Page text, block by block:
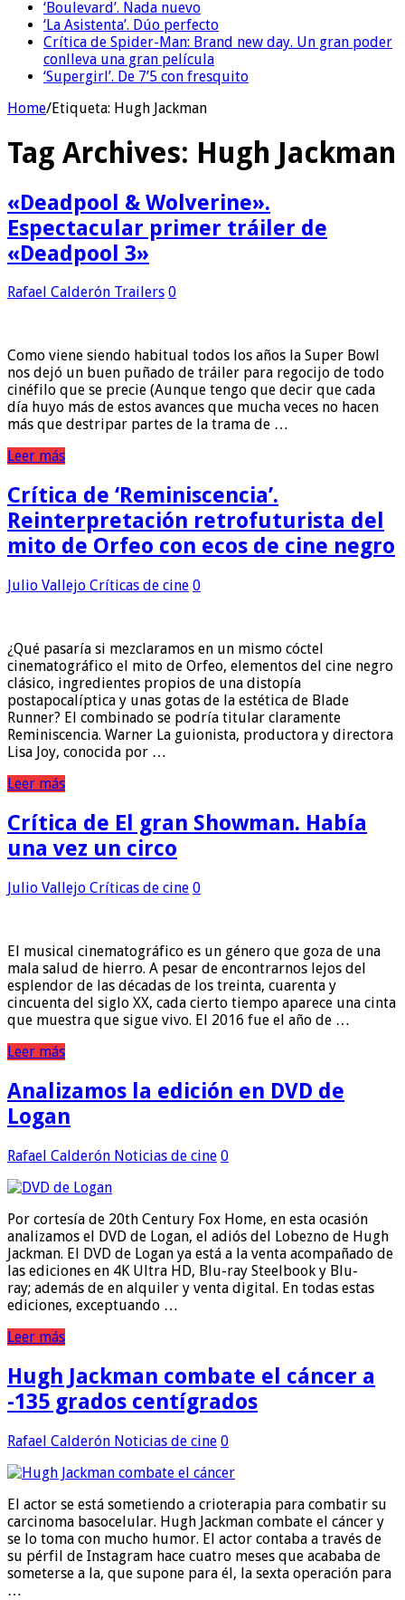
‘Boulevard’. Nada nuevo
‘La Asistenta’. Dúo perfecto
Crítica de Spider-Man: Brand new day. Un gran poder
conlleva una gran película
‘Supergirl’. De 7’5 con fresquito
Home/Etiqueta: Hugh Jackman
Tag Archives: Hugh Jackman
«Deadpool & Wolverine».
Espectacular primer tráiler de
«Deadpool 3»
Rafael Calderón Trailers 0
Como viene siendo habitual todos los años la Super Bowl
nos dejó un buen puñado de tráiler para regocijo de todo
cinéfilo que se precie (Aunque tengo que decir que cada
día huyo más de estos avances que mucha veces no hacen
más que destripar partes de la trama de …
Leer más
Crítica de ‘Reminiscencia’.
Reinterpretación retrofuturista del
mito de Orfeo con ecos de cine negro
Julio Vallejo Críticas de cine 0
¿Qué pasaría si mezclaramos en un mismo cóctel
cinematográfico el mito de Orfeo, elementos del cine negro
clásico, ingredientes propios de una distopía
postapocalíptica y unas gotas de la estética de Blade
Runner? El combinado se podría titular claramente
Reminiscencia. Warner La guionista, productora y directora
Lisa Joy, conocida por …
Leer más
Crítica de El gran Showman. Había
una vez un circo
Julio Vallejo Críticas de cine 0
El musical cinematográfico es un género que goza de una
mala salud de hierro. A pesar de encontrarnos lejos del
esplendor de las décadas de los treinta, cuarenta y
cincuenta del siglo XX, cada cierto tiempo aparece una cinta
que muestra que sigue vivo. El 2016 fue el año de …
Leer más
Analizamos la edición en DVD de
Logan
Rafael Calderón Noticias de cine 0
Por cortesía de 20th Century Fox Home, en esta ocasión
analizamos el DVD de Logan, el adiós del Lobezno de Hugh
Jackman. El DVD de Logan ya está a la venta acompañado de
las ediciones en 4K Ultra HD, Blu-ray Steelbook y Blu-
ray; además de en alquiler y venta digital. En todas estas
ediciones, exceptuando …
Leer más
Hugh Jackman combate el cáncer a
-135 grados centígrados
Rafael Calderón Noticias de cine 0
El actor se está sometiendo a crioterapia para combatir su
carcinoma basocelular. Hugh Jackman combate el cáncer y
se lo toma con mucho humor. El actor contaba a través de
su pérfil de Instagram hace cuatro meses que acababa de
someterse a la, que supone para él, la sexta operación para
…